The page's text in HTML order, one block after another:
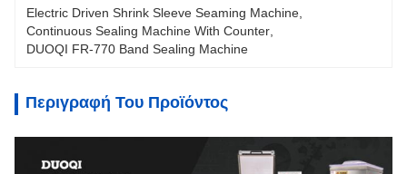
Electric Driven Shrink Sleeve Seaming Machine
Continuous Sealing Machine With Counter
DUOQI FR-770 Band Sealing Machine
Περιγραφή Του Προϊόντος